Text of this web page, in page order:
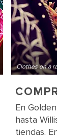
Clothes on a
En
hasta
tiendas.